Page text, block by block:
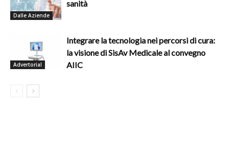
Dalle Aziende
sanità
Advertorial
Integrare la tecnologia nei percorsi di cura:
la visione di SisAv Medicale al convegno
AIIC